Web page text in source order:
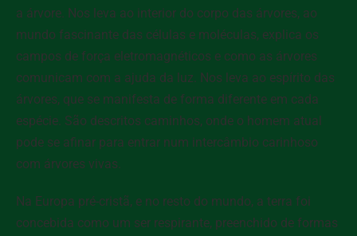
a árvore. Nos leva ao interior do corpo das árvores, ao
mundo fascinante das células e moléculas, explica os
campos de força eletromagnéticos e como as árvores
comunicam com a ajuda da luz. Nos leva ao espírito das
árvores, que se manifesta de forma diferente em cada
espécie. São descritos caminhos, onde o homem atual
pode se afinar para entrar num intercâmbio carinhoso
com árvores vivas.
Na Europa pré-cristã, e no resto do mundo, a terra foi
concebida como um ser respirante, preenchido de formas